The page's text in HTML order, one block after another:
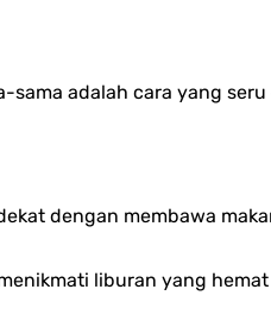
sama adalah cara yang
dengan membawa
liburan yang